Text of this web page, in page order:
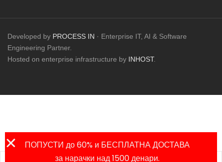
Developed by PROCESS IN · Enterprise IT, AI & Software
Engineering Partner.
Hosted on enterprise infrastructure by INHOST.
ПОПУСТИ до 60% и БЕСПЛАТНА ДОСТАВА
за нарачки над 1500 денари.